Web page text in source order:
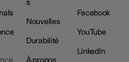
s
Nouvelles
Durabilité
À propos
Facebook
YouTube
LinkedIn